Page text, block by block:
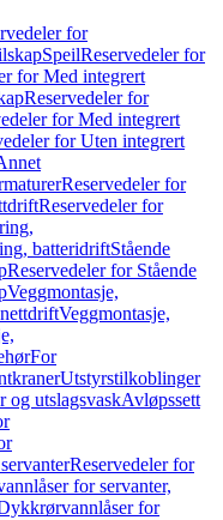
for
SpeilReservedeler for
for Med integrert
Reservedeler for
for Med integrert
for Uten integrert
Reservedeler for
Reservedeler for
batteridriftStående
Reservedeler for Stående
Veggmontasje,
Veggmontasje,
For
Utstyrstilkoblinger
og utslagsvaskAvløpssett
Reservedeler for
for servanter,
for